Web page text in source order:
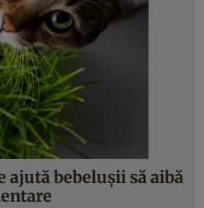
ajută bebelușii să aibă